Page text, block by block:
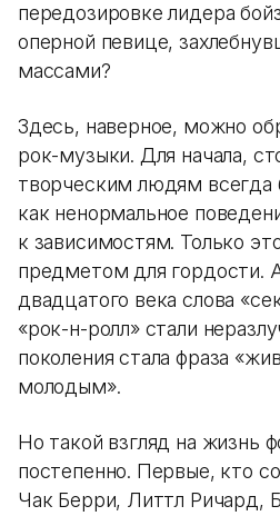
передозировке лидера
оперной певице,
массами?
Здесь, наверное, можно
рок-музыки. Для начала,
творческим людям всегда
как ненормальное
к зависимостям. Только
предметом для гордости.
двадцатого века слова
«рок-н-ролл» стали
поколения стала фраза
молодым».
Но такой взгляд на жизнь
постепенно. Первые, кто
Чак Берри, Литтл Ричард,